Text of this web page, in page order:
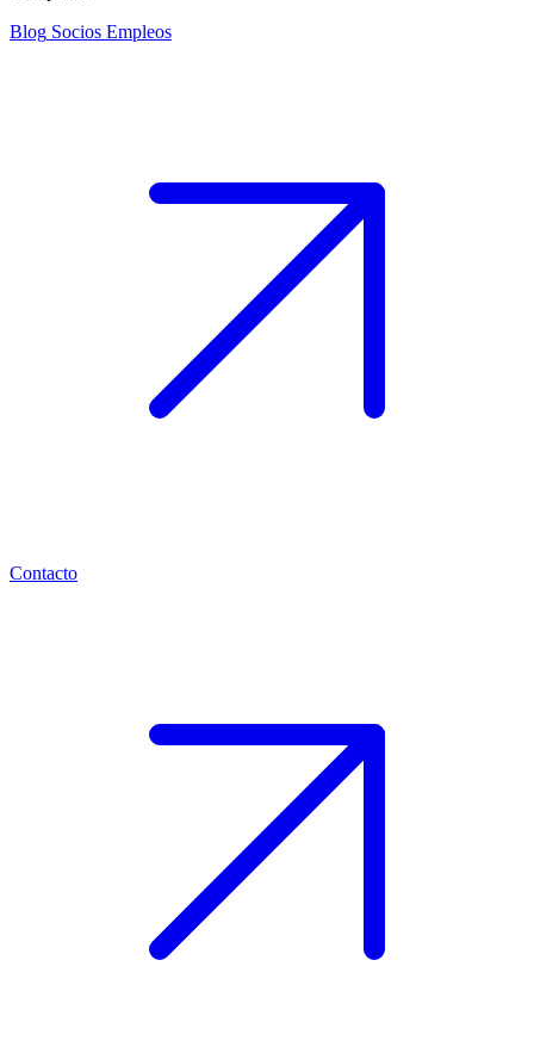
Blog Socios Empleos
Contacto